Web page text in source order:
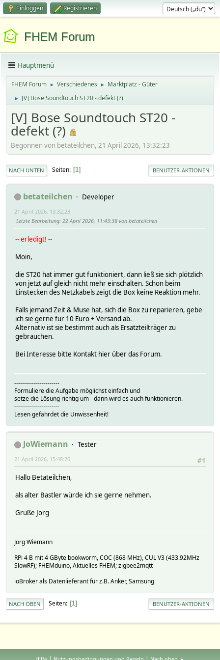
Einloggen Registrieren
FHEM Forum
Hauptmenü
FHEM Forum ► Verschiedenes ► Marktplatz - Güter
► [V] Bose Soundtouch ST20 - defekt (?)
[V] Bose Soundtouch ST20 -
defekt (?)
Begonnen von betateilchen, 21 April 2026, 13:32:23
NACH UNTEN Seiten 1 BENUTZER-AKTIONEN
betateilchen Developer
21 April 2026, 13:32:23
Letzte Bearbeitung: 22 April 2026, 11:43:38 von betateilchen
-- erledigt! --
Moin,
die ST20 hat immer gut funktioniert, dann ließ sie sich plötzlich
von jetzt auf gleich nicht mehr einschalten. Schon beim
Einstecken des Netzkabels zeigt die Box keine Reaktion mehr.
Falls jemand Zeit & Muse hat, sich die Box zu reparieren, gebe
ich sie gerne für 10 Euro + Versand ab.
Alternativ ist sie bestimmt auch als Ersatzteilträger zu
gebrauchen.
Bei Interesse bitte Kontakt hier über das Forum.
-----------------------
Formuliere die Aufgabe möglichst einfach und
setze die Lösung richtig um - dann wird es auch funktionieren.
-----------------------
Lesen gefährdet die Unwissenheit!
JoWiemann
Tester
#1
21 April 2026, 15:48:26
Hallo Betateilchen,
als alter Bastler würde ich sie gerne nehmen.
Grüße Jörg
Jörg Wiemann
RPi 4 B mit 4 GByte bookworm, COC (868 MHz), CUL V3 (433.92MHz
SlowRF); FHEMduino, Aktuelles FHEM; zigbee2mqtt
ioBroker als Datenlieferant für z.B. Anker, Samsung
NACH OBEN Seiten 1 BENUTZER-AKTIONEN